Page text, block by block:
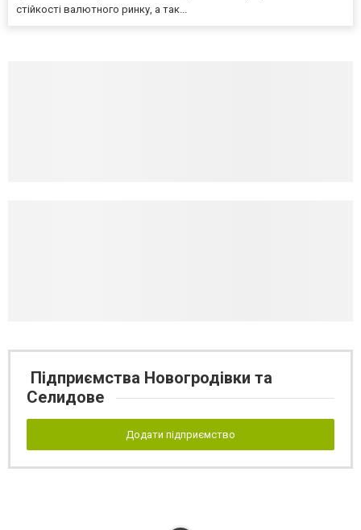
стійкості валютного ринку, а так...
Підприємства Новогродівки та
Селидове
Додати підприємство